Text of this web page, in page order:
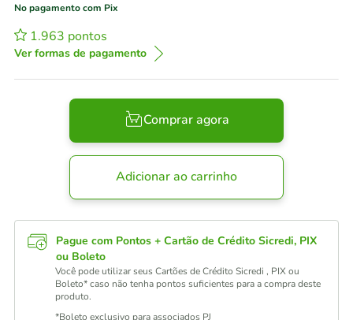
No pagamento com Pix
1.963 pontos
Ver formas de pagamento
Comprar agora
Adicionar ao carrinho
Pague com Pontos + Cartão de Crédito Sicredi, PIX
ou Boleto
Você pode utilizar seus Cartões de Crédito Sicredi , PIX ou
Boleto* caso não tenha pontos suficientes para a compra deste
produto.
*Boleto exclusivo para associados PJ